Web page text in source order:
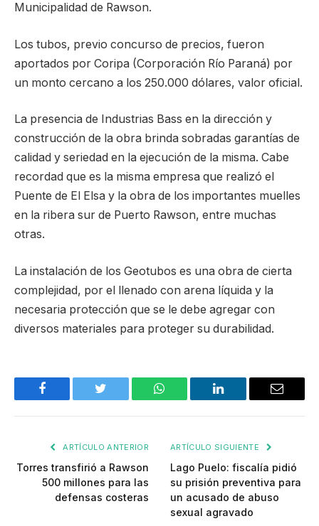
Municipalidad de Rawson.
Los tubos, previo concurso de precios, fueron
aportados por Coripa (Corporación Río Paraná) por
un monto cercano a los 250.000 dólares, valor oficial.
La presencia de Industrias Bass en la dirección y
construcción de la obra brinda sobradas garantías de
calidad y seriedad en la ejecución de la misma. Cabe
recordad que es la misma empresa que realizó el
Puente de El Elsa y la obra de los importantes muelles
en la ribera sur de Puerto Rawson, entre muchas
otras.
La instalación de los Geotubos es una obra de cierta
complejidad, por el llenado con arena líquida y la
necesaria protección que se le debe agregar con
diversos materiales para proteger su durabilidad.
Facebook Twitter WhatsApp LinkedIn Email
ARTÍCULO ANTERIOR
Torres transfirió a Rawson
500 millones para las
defensas costeras
ARTÍCULO SIGUIENTE
Lago Puelo: fiscalía pidió
su prisión preventiva para
un acusado de abuso
sexual agravado